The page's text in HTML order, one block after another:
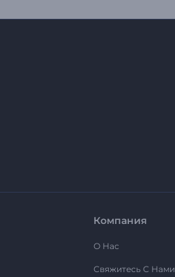
Компания
О Нас
Свяжитесь С Нами